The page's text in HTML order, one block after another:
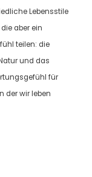
Lebensstile
aber ein
teilen: die
und das
für
der wir leben